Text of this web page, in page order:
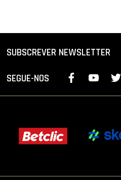
SUBSCREVER NEWSLETTER
SEGUE-NOS